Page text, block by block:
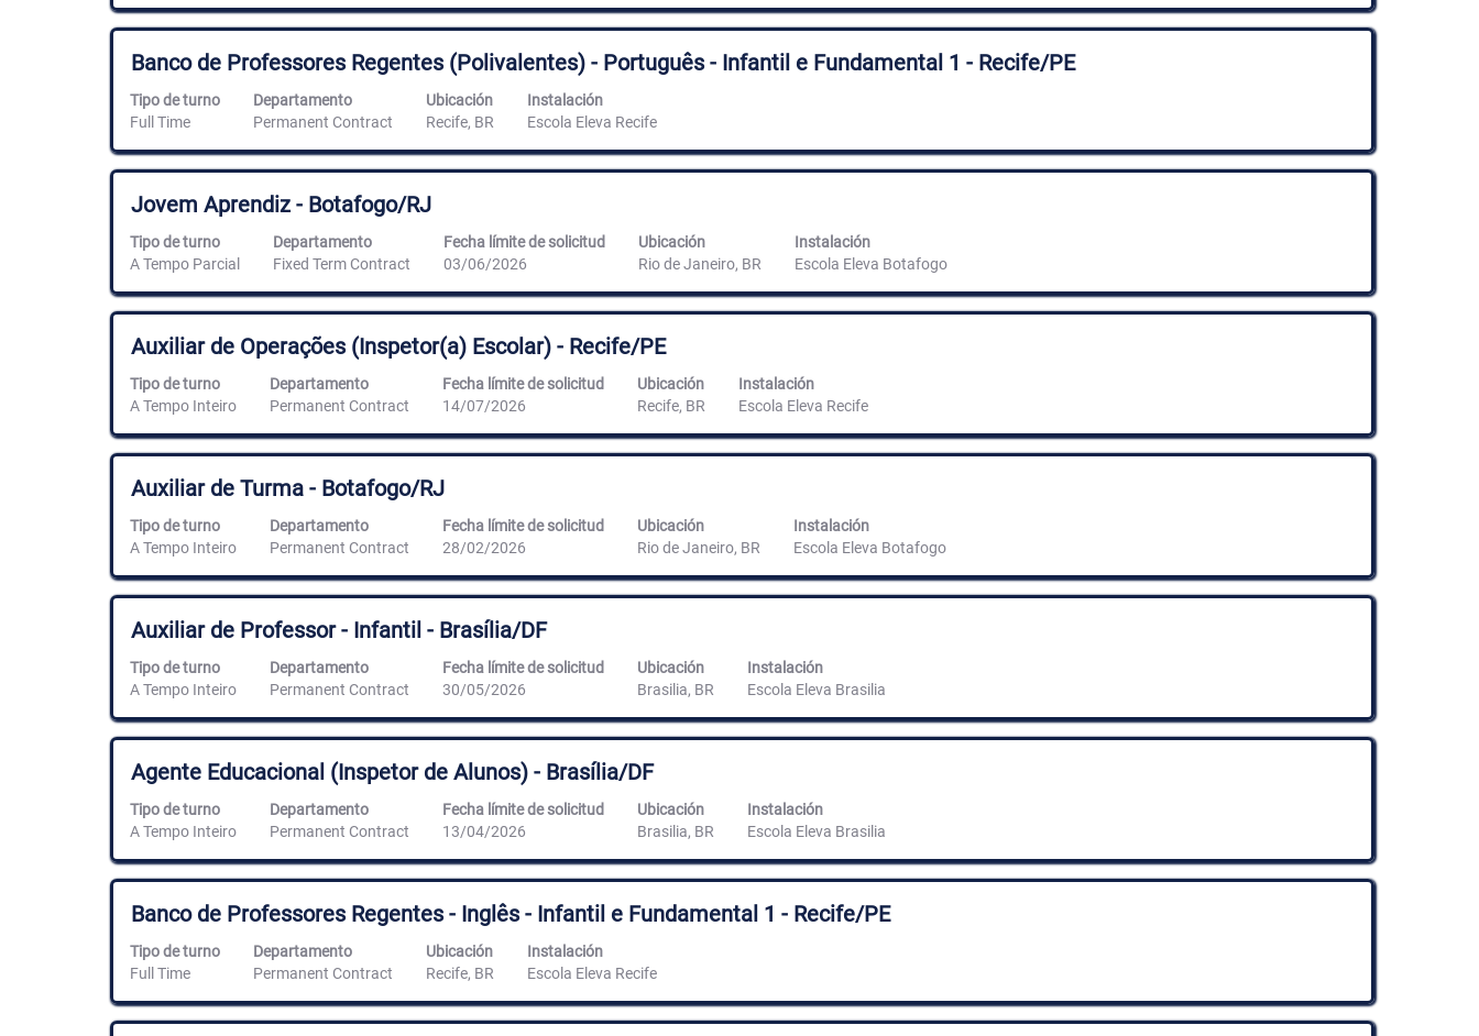
del
puesto.
ver
el
contenido
completo
de
información
del
puesto.
Título
Banco de Professores Regentes (Polivalentes) - Português - Infantil e Fundamental 1 - Recife/PE
Tipo de turno
Full Time
Departamento
Permanent Contract
Ubicación
Recife, BR
Instalación
Escola Eleva Recife
Utilice
la
barra
espaciadora
ver
el
contenido
completo
de
información
del
puesto.
Título
Jovem Aprendiz - Botafogo/RJ
Tipo de turno
A Tempo Parcial
Departamento
Fixed Term Contract
Fecha límite de solicitud
03/06/2026
Ubicación
Rio de Janeiro, BR
Instalación
Escola Eleva Botafogo
Utilice
la
barra
espaciadora
ver
el
contenido
completo
de
información
del
puesto.
Título
Auxiliar de Operações (Inspetor(a) Escolar) - Recife/PE
Tipo de turno
A Tempo Inteiro
Departamento
Permanent Contract
Fecha límite de solicitud
14/07/2026
Ubicación
Recife, BR
Instalación
Escola Eleva Recife
Utilice
la
barra
espaciadora
ver
el
contenido
completo
de
información
del
puesto.
Título
Auxiliar de Turma - Botafogo/RJ
Tipo de turno
A Tempo Inteiro
Departamento
Permanent Contract
Fecha límite de solicitud
28/02/2026
Ubicación
Rio de Janeiro, BR
Instalación
Escola Eleva Botafogo
Utilice
la
barra
espaciadora
ver
el
contenido
completo
de
información
del
puesto.
Título
Auxiliar de Professor - Infantil - Brasília/DF
Tipo de turno
A Tempo Inteiro
Departamento
Permanent Contract
Fecha límite de solicitud
30/05/2026
Ubicación
Brasilia, BR
Instalación
Escola Eleva Brasilia
Utilice
la
barra
espaciadora
ver
el
contenido
completo
de
información
del
puesto.
Título
Agente Educacional (Inspetor de Alunos) - Brasília/DF
Tipo de turno
A Tempo Inteiro
Departamento
Permanent Contract
Fecha límite de solicitud
13/04/2026
Ubicación
Brasilia, BR
Instalación
Escola Eleva Brasilia
Utilice
la
barra
espaciadora
ver
el
contenido
completo
de
información
del
puesto.
Título
Banco de Professores Regentes - Inglês - Infantil e Fundamental 1 - Recife/PE
Tipo de turno
Full Time
Departamento
Permanent Contract
Ubicación
Recife, BR
Instalación
Escola Eleva Recife
Utilice
la
barra
espaciadora
ver
el